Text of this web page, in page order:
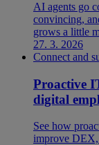
AI agents go
convincing,
grows a little
27. 3. 2026
Connect and
Proactive
digital
See how
improve DEX,